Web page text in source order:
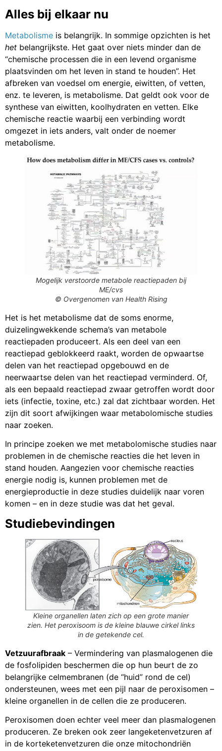
Alles bij elkaar nu
Metabolisme is belangrijk. In sommige opzichten is het
het belangrijkste. Het gaat over niets minder dan de
“chemische processen die in een levend organisme
plaatsvinden om het leven in stand te houden”. Het
afbreken van voedsel om energie, eiwitten, of vetten,
enz. te leveren, is metabolisme. Dat geldt ook voor de
synthese van eiwitten, koolhydraten en vetten. Elke
chemische reactie waarbij een verbinding wordt
omgezet in iets anders, valt onder de noemer
metabolisme.
Mogelijk verstoorde metabole reactiepaden bij
ME/cvs
© Overgenomen van Health Rising
Het is het metabolisme dat de soms enorme,
duizelingwekkende schema’s van metabole
reactiepaden produceert. Als een deel van een
reactiepad geblokkeerd raakt, worden de opwaartse
delen van het reactiepad opgebouwd en de
neerwaartse delen van het reactiepad verminderd. Of,
als een bepaald reactiepad zwaar getroffen wordt door
iets (infectie, toxine, etc.) zal dat zichtbaar worden. Het
zijn dit soort afwijkingen waar metabolomische studies
naar zoeken.
In principe zoeken we met metabolomische studies naar
problemen in de chemische reacties die het leven in
stand houden. Aangezien voor chemische reacties
energie nodig is, kunnen problemen met de
energieproductie in deze studies duidelijk naar voren
komen – en in deze studie was dat het geval.
Studiebevindingen
Kleine organellen laten zich op een grote manier
zien. Het peroxisoom is de kleine blauwe cirkel links
in de getekende cel.
Vetzuurafbraak – Vermindering van plasmalogenen die
de fosfolipiden beschermen die op hun beurt de zo
belangrijke celmembranen (de “huid” rond de cel)
ondersteunen, wees met een pijl naar de peroxisomen –
kleine organellen in de cellen die ze produceren.
Peroxisomen doen echter veel meer dan plasmalogenen
produceren. Ze breken ook zeer langeketenvetzuren af
in de korteketenvetzuren die onze mitochondriën